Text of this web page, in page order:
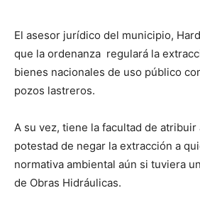
El asesor jurídico del municipio,
que la ordenanza regulará la
bienes nacionales de uso público
pozos lastreros.
A su vez, tiene la facultad de
potestad de negar la extracción a
normativa ambiental aún si tuviera
de Obras Hidráulicas.